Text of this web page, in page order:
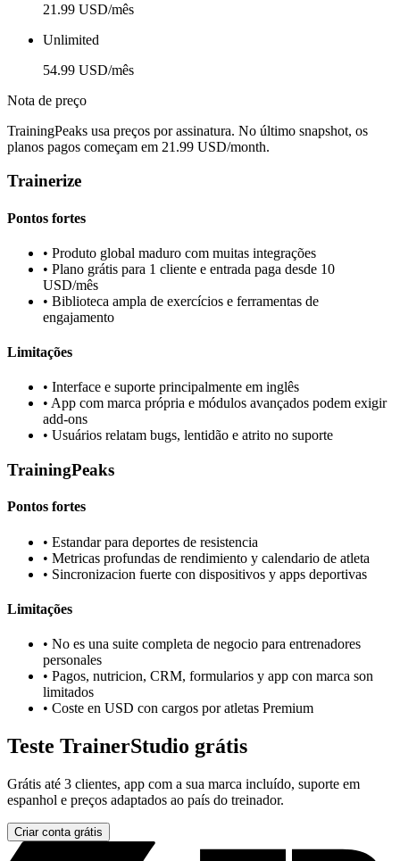
21.99 USD/mês
Unlimited
54.99 USD/mês
Nota de preço
TrainingPeaks usa preços por assinatura. No último snapshot, os
planos pagos começam em 21.99 USD/month.
Trainerize
Pontos fortes
• Produto global maduro com muitas integrações
• Plano grátis para 1 cliente e entrada paga desde 10
USD/mês
• Biblioteca ampla de exercícios e ferramentas de
engajamento
Limitações
• Interface e suporte principalmente em inglês
• App com marca própria e módulos avançados podem exigir
add-ons
• Usuários relatam bugs, lentidão e atrito no suporte
TrainingPeaks
Pontos fortes
• Estandar para deportes de resistencia
• Metricas profundas de rendimiento y calendario de atleta
• Sincronizacion fuerte con dispositivos y apps deportivas
Limitações
• No es una suite completa de negocio para entrenadores
personales
• Pagos, nutricion, CRM, formularios y app con marca son
limitados
• Coste en USD con cargos por atletas Premium
Teste TrainerStudio grátis
Grátis até 3 clientes, app com a sua marca incluído, suporte em
espanhol e preços adaptados ao país do treinador.
Criar conta grátis